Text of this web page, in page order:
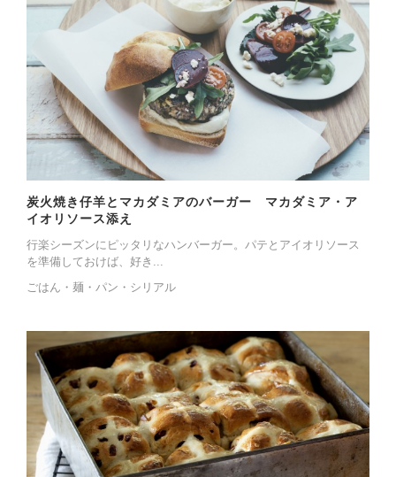
炭火焼き仔羊とマカダミアのバーガー マカダミア・ア
イオリソース添え
行楽シーズンにピッタリなハンバーガー。パテとアイオリソース
を準備しておけば、好き...
ごはん・麺・パン・シリアル